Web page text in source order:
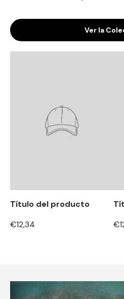
Ver la
Título del producto
€12,34